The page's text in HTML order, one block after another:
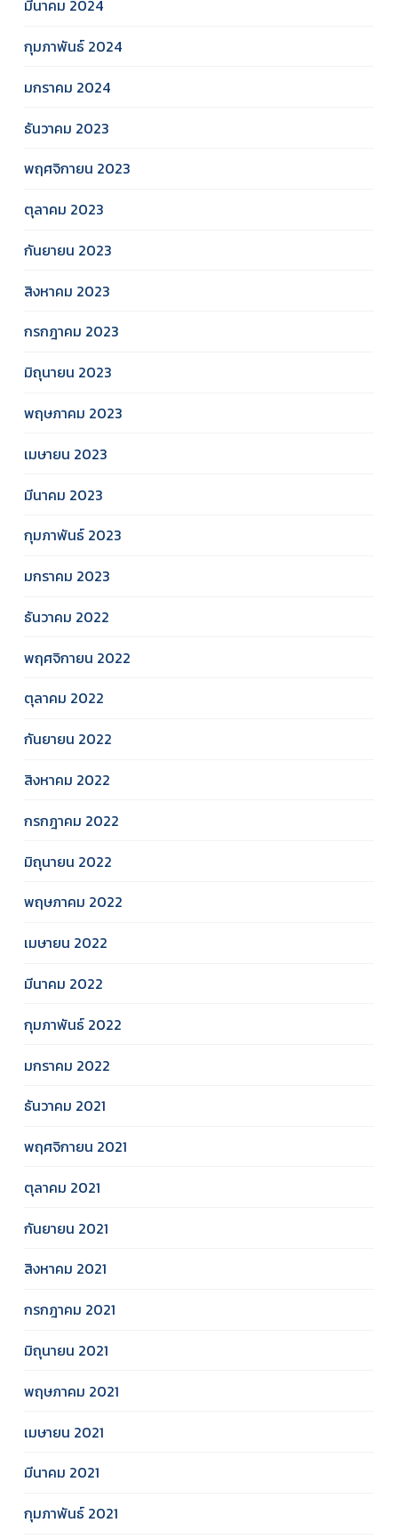
มีนาคม 2024
กุมภาพันธ์ 2024
มกราคม 2024
ธันวาคม 2023
พฤศจิกายน 2023
ตุลาคม 2023
กันยายน 2023
สิงหาคม 2023
กรกฎาคม 2023
มิถุนายน 2023
พฤษภาคม 2023
เมษายน 2023
มีนาคม 2023
กุมภาพันธ์ 2023
มกราคม 2023
ธันวาคม 2022
พฤศจิกายน 2022
ตุลาคม 2022
กันยายน 2022
สิงหาคม 2022
กรกฎาคม 2022
มิถุนายน 2022
พฤษภาคม 2022
เมษายน 2022
มีนาคม 2022
กุมภาพันธ์ 2022
มกราคม 2022
ธันวาคม 2021
พฤศจิกายน 2021
ตุลาคม 2021
กันยายน 2021
สิงหาคม 2021
กรกฎาคม 2021
มิถุนายน 2021
พฤษภาคม 2021
เมษายน 2021
มีนาคม 2021
กุมภาพันธ์ 2021